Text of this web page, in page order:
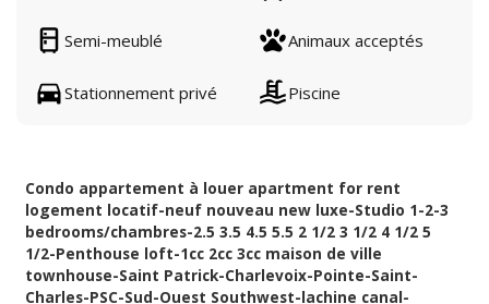
Semi-meublé Animaux acceptés
Stationnement privé Piscine
Condo appartement à louer apartment for rent
logement locatif-neuf nouveau new luxe-Studio 1-2-3
bedrooms/chambres-2.5 3.5 4.5 5.5 2 1/2 3 1/2 4 1/2 5
1/2-Penthouse loft-1cc 2cc 3cc maison de ville
townhouse-Saint Patrick-Charlevoix-Pointe-Saint-
Charles-PSC-Sud-Ouest Southwest-lachine canal-